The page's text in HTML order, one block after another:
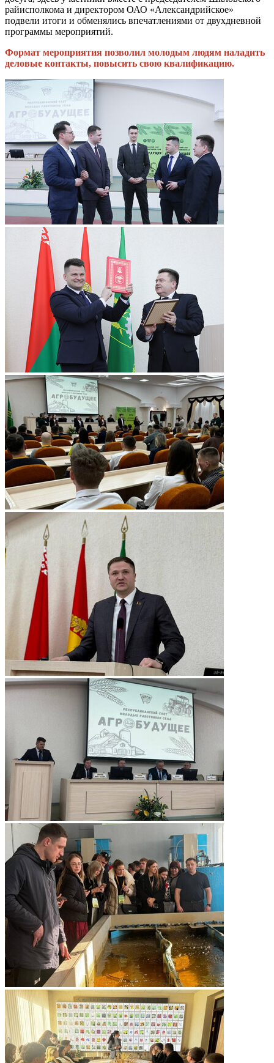
райисполкома и директором ОАО «Александрийское»
подвели итоги и обменялись впечатлениями от двухдневной
программы мероприятий.
Формат мероприятия позволил молодым людям наладить
деловые контакты, повысить свою квалификацию.